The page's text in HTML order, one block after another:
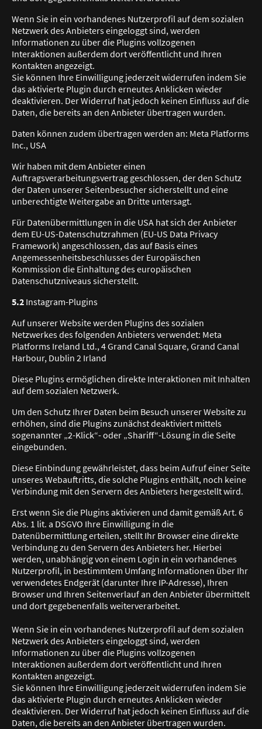
Wenn Sie in ein vorhandenes Nutzerprofil auf dem sozialen
Netzwerk des Anbieters eingeloggt sind, werden
Informationen zu über die Plugins vollzogenen
Interaktionen außerdem dort veröffentlicht und Ihren
Kontakten angezeigt.
Sie können Ihre Einwilligung jederzeit widerrufen indem Sie
das aktivierte Plugin durch erneutes Anklicken wieder
deaktivieren. Der Widerruf hat jedoch keinen Einfluss auf die
Daten, die bereits an den Anbieter übertragen wurden.
Daten können zudem übertragen werden an: Meta Platforms
Inc., USA
Wir haben mit dem Anbieter einen
Auftragsverarbeitungsvertrag geschlossen, der den Schutz
der Daten unserer Seitenbesucher sicherstellt und eine
unberechtigte Weitergabe an Dritte untersagt.
Für Datenübermittlungen in die USA hat sich der Anbieter
dem EU-US-Datenschutzrahmen (EU-US Data Privacy
Framework) angeschlossen, das auf Basis eines
Angemessenheitsbeschlusses der Europäischen
Kommission die Einhaltung des europäischen
Datenschutzniveaus sicherstellt.
5.2 Instagram-Plugins
Auf unserer Website werden Plugins des sozialen
Netzwerkes des folgenden Anbieters verwendet: Meta
Platforms Ireland Ltd., 4 Grand Canal Square, Grand Canal
Harbour, Dublin 2 Irland
Diese Plugins ermöglichen direkte Interaktionen mit Inhalten
auf dem sozialen Netzwerk.
Um den Schutz Ihrer Daten beim Besuch unserer Website zu
erhöhen, sind die Plugins zunächst deaktiviert mittels
sogenannter „2-Klick“- oder „Shariff“-Lösung in die Seite
eingebunden.
Diese Einbindung gewährleistet, dass beim Aufruf einer Seite
unseres Webauftritts, die solche Plugins enthält, noch keine
Verbindung mit den Servern des Anbieters hergestellt wird.
Erst wenn Sie die Plugins aktivieren und damit gemäß Art. 6
Abs. 1 lit. a DSGVO Ihre Einwilligung in die
Datenübermittlung erteilen, stellt Ihr Browser eine direkte
Verbindung zu den Servern des Anbieters her. Hierbei
werden, unabhängig von einem Login in ein vorhandenes
Nutzerprofil, in bestimmtem Umfang Informationen über Ihr
verwendetes Endgerät (darunter Ihre IP-Adresse), Ihren
Browser und Ihren Seitenverlauf an den Anbieter übermittelt
und dort gegebenenfalls weiterverarbeitet.
Wenn Sie in ein vorhandenes Nutzerprofil auf dem sozialen
Netzwerk des Anbieters eingeloggt sind, werden
Informationen zu über die Plugins vollzogenen
Interaktionen außerdem dort veröffentlicht und Ihren
Kontakten angezeigt.
Sie können Ihre Einwilligung jederzeit widerrufen indem Sie
das aktivierte Plugin durch erneutes Anklicken wieder
deaktivieren. Der Widerruf hat jedoch keinen Einfluss auf die
Daten, die bereits an den Anbieter übertragen wurden.